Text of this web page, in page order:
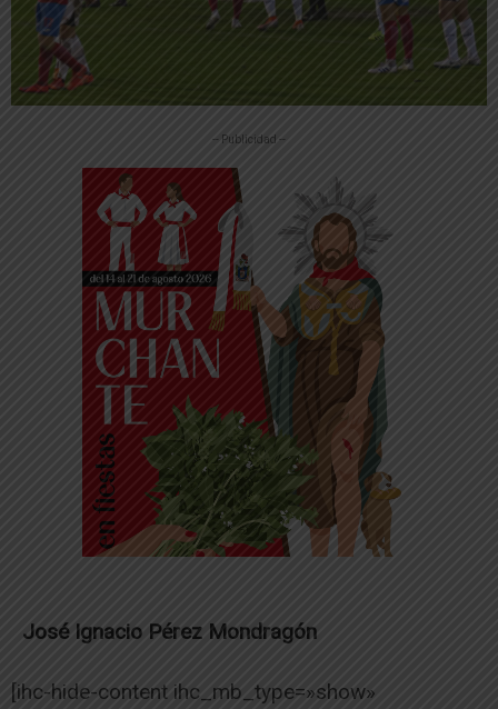
-- Publicidad --
José Ignacio Pérez Mondragón
[ihc-hide-content ihc_mb_type=»show»